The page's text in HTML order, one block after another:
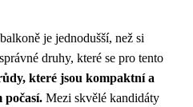
je jednodušší, než si
druhy, které se pro tento
které jsou kompaktní a
počasí. Mezi skvělé kandidáty